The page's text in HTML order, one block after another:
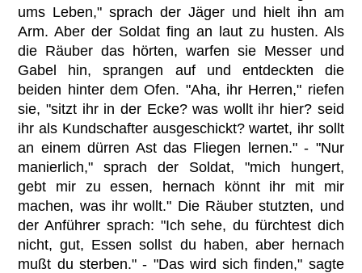
ums Leben," sprach der Jäger und hielt ihn am
Arm. Aber der Soldat fing an laut zu husten. Als
die Räuber das hörten, warfen sie Messer und
Gabel hin, sprangen auf und entdeckten die
beiden hinter dem Ofen. "Aha, ihr Herren," riefen
sie, "sitzt ihr in der Ecke? was wollt ihr hier? seid
ihr als Kundschafter ausgeschickt? wartet, ihr sollt
an einem dürren Ast das Fliegen lernen." - "Nur
manierlich," sprach der Soldat, "mich hungert,
gebt mir zu essen, hernach könnt ihr mit mir
machen, was ihr wollt." Die Räuber stutzten, und
der Anführer sprach: "Ich sehe, du fürchtest dich
nicht, gut, Essen sollst du haben, aber hernach
mußt du sterben." - "Das wird sich finden," sagte